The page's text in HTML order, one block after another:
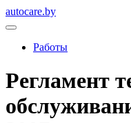
autocare.by
Работы
Регламент